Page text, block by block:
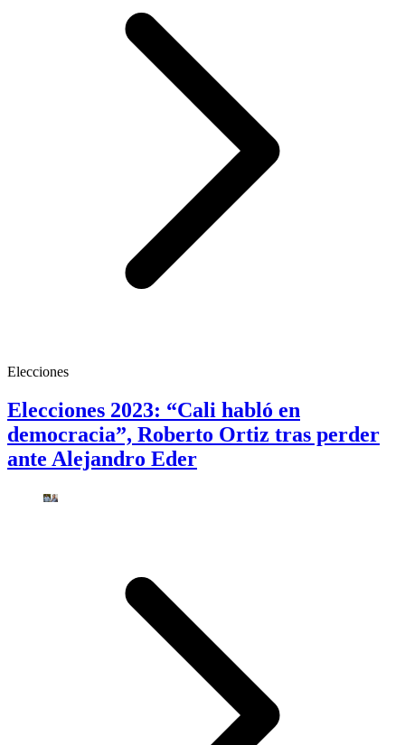
Elecciones
Elecciones 2023: “Cali habló en
democracia”, Roberto Ortiz tras perder
ante Alejandro Eder